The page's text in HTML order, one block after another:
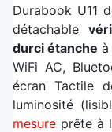
Durabook U11
détachable
durci étanche à
WiFi AC,
écran Tactile
luminosité
mesure prête à